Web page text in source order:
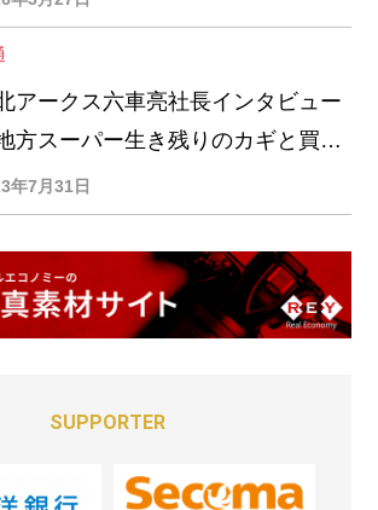
定」
アークス六車亮社長インタビュー
地方スーパー生き残りのカギと買い
難地域の切り札『ダ・マルシ
」
年7月31日
SUPPORTER